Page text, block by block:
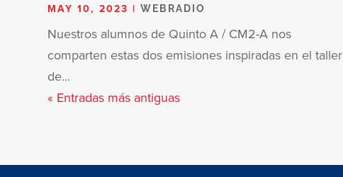
MAY 10, 2023 |WEBRADIO
Nuestros alumnos de Quinto A / CM2-A nos
comparten estas dos emisiones inspiradas en el taller
de...
« Entradas más antiguas